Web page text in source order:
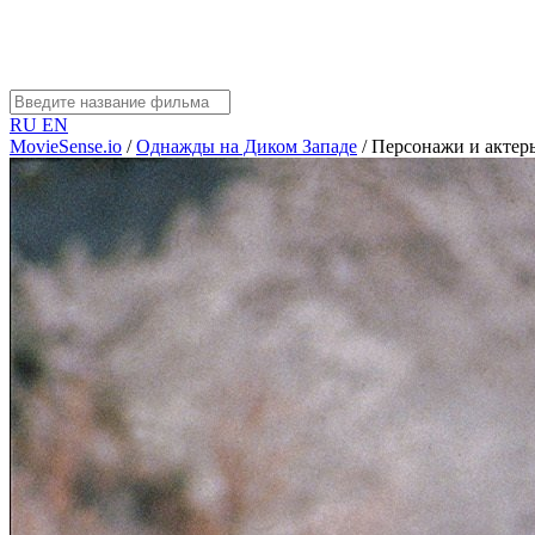
RU EN
MovieSense.io / Однажды на Диком Западе / Персонажи и